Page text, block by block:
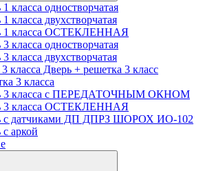
класса одностворчатая
класса двухстворчатая
1 класса ОСТЕКЛЕННАЯ
класса одностворчатая
класса двухстворчатая
класса Дверь + решетка 3 класс
3 класса
3 класса с ПЕРЕДАТОЧНЫМ ОКНОМ
3 класса ОСТЕКЛЕННАЯ
с датчиками ДП ДПРЗ ШОРОХ ИО-102
аркой